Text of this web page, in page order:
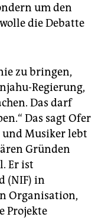
um den
die Debatte
zu bringen,
Regierung,
Das darf
Das sagt Ofer
und Musiker lebt
Gründen
Er ist
(NIF) in
Organisation,
Projekte